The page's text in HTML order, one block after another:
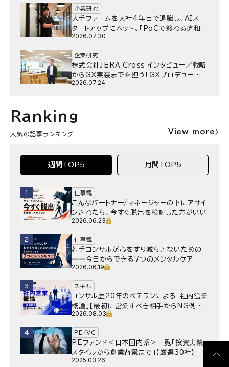
企業研究
大手ファームを入社4年目で退職し、AIス
タートアップにベット。｢PoCで終わる違和
感｣はどうなったのか／Gen-AX株式会社
2026.07.30
企業研究
株式会社JERA Cross インタビュー／戦略
からGX実装までを担う「GXプロデュー
サー」というキャリア
2026.07.24
Ranking
人気の記事ランキング View more
週間TOP5 月間TOP5
1 仕事観
こんなパートナー/マネージャーの下にアサイ
ンされたら、今すぐ脱出を検討した方がいい
2026.06.23
2 仕事観
若手コンサルが心をすり減らさないための
──今日からできる7つのメンタルケア
2026.06.19
3 スキル
コンサル歴20年のベテランによる「社内営業
概論」【最初に営業すべき相手からNG例ま
で】
2026.08.03
4 PE/VC
PEファンド＜日本国内系＞一覧「投資実績・
スタイルから創業背景まで」【厳選30社】
2025.03.26